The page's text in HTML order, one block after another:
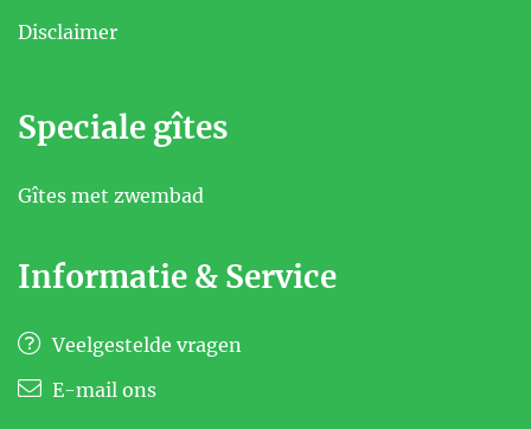
Disclaimer
Speciale gîtes
Gîtes met zwembad
Informatie & Service
Veelgestelde vragen
E-mail ons